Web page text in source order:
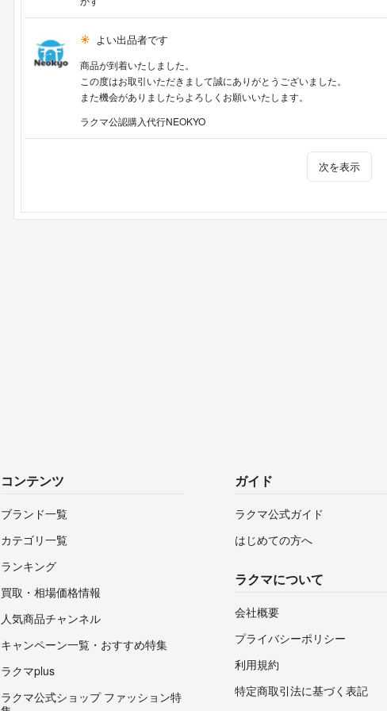
よい出品者です
商品が到着いたしました。
この度はお取引いただきまして誠にありがとうございました。
また機会がありましたらよろしくお願いいたします。
ラクマ公認購入代行NEOKYO
次を表示
コンテンツ
ブランド一覧
カテゴリ一覧
ランキング
買取・相場価格情報
人気商品チャンネル
キャンペーン一覧・おすすめ特集
ラクマplus
ラクマ公式ショップ ファッション特
ガイド
ラクマ公式ガイド
はじめての方へ
ラクマについて
会社概要
プライバシーポリシー
利用規約
特定商取引法に基づく表記